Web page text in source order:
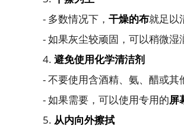
- 多数情况下， 干燥的布就足以
- 如果灰尘较顽固，可以稍微湿
4. 避免使用化学清洁剂
- 不要使用含酒精、氨、醋或其
- 如果需要，可以使用专用的屏
5. 从内向外擦拭